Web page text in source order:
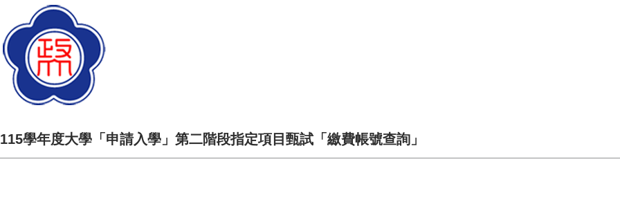
115學年度大學「申請入學」第二階段指定項目甄試「繳費帳號查詢」